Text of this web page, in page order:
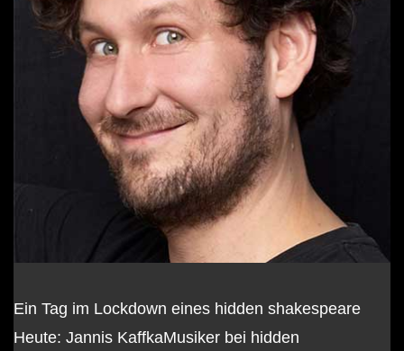
Ein Tag im Lockdown eines hidden shakespeare
Heute: Jannis KaffkaMusiker bei hidden